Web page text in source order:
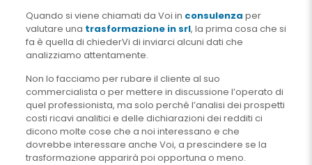
Quando si viene chiamati da Voi in consulenza per
valutare una trasformazione in srl, la prima cosa che si
fa è quella di chiederVi di inviarci alcuni dati che
analizziamo attentamente.
Non lo facciamo per rubare il cliente al suo
commercialista o per mettere in discussione l’operato di
quel professionista, ma solo perché l’analisi dei prospetti
costi ricavi analitici e delle dichiarazioni dei redditi ci
dicono molte cose che a noi interessano e che
dovrebbe interessare anche Voi, a prescindere se la
trasformazione apparirà poi opportuna o meno.